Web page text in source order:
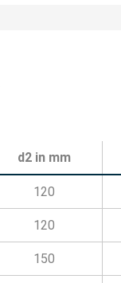
d2 in mm
120
120
150